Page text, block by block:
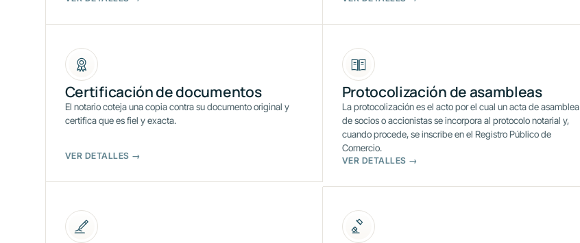
Certificación de documentos
El notario coteja una copia contra su documento original y
certifica que es fiel y exacta.
VER DETALLES →
Protocolización de asambleas
La protocolización es el acto por el cual un acta de asamblea
de socios o accionistas se incorpora al protocolo notarial y,
cuando procede, se inscribe en el Registro Público de
Comercio.
VER DETALLES →